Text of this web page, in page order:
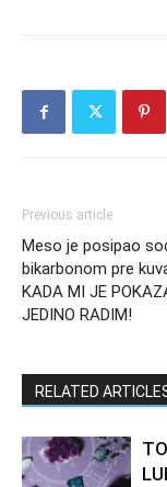
Previous article
Meso je posipao
bikarbonom pre
KADA MI JE
JEDINO RADIM!
RELATED